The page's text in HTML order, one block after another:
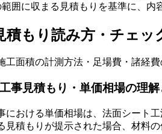
囲に収まる見積もりを基準に、内
積もり読み方・チェッ
工面積の計測方法・足場費・諸経
事見積もり・単価相場の理
における単価相場は、法面シート
見積もりが提示された場合、材料